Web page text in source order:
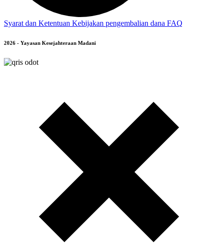
Syarat dan Ketentuan Kebijakan pengembalian dana FAQ
2026 - Yayasan Kesejahteraan Madani